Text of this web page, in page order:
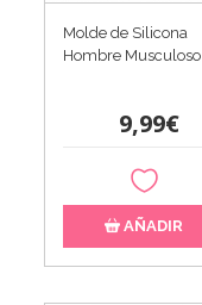
Molde de Silicona
Hombre Musculoso
9,99€
AÑADIR